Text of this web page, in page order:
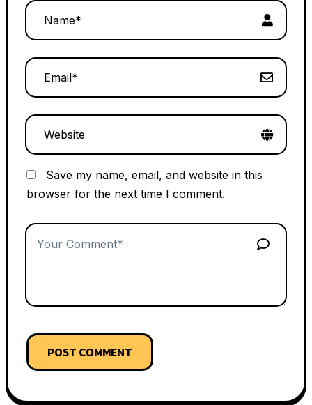
Save my name, email, and website in this
browser for the next time I comment.
POST COMMENT